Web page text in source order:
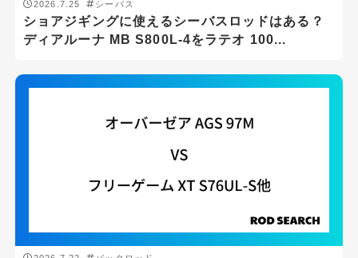
2026.7.25 シーバス
ショアジギングに使えるシーバスロッドはある？
ディアルーナ MB S800L-4をラテオ 100...
ロッドタイプ